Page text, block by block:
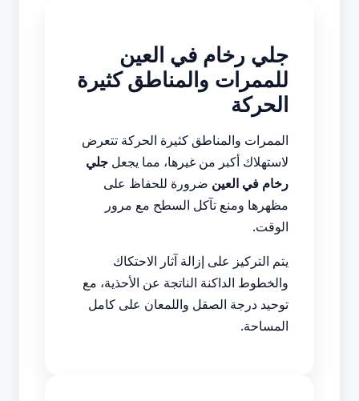
جلي رخام في العين
للممرات والمناطق كثيرة
الحركة
الممرات والمناطق كثيرة الحركة تتعرض
لاستهلاك أكبر من غيرها، مما يجعل جلي
رخام في العين ضرورة للحفاظ على
مظهرها ومنع تآكل السطح مع مرور
الوقت.
يتم التركيز على إزالة آثار الاحتكاك
والخطوط الداكنة الناتجة عن الأحذية، مع
توحيد درجة الصقل واللمعان على كامل
المساحة.